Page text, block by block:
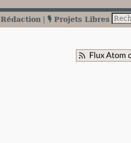
Rédaction 🎙️ Projets Libres
Flux Atom